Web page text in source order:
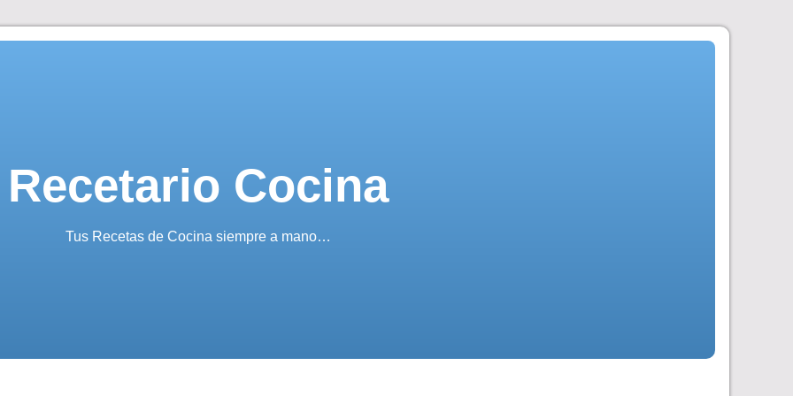
Recetario Cocina
Tus Recetas de Cocina siempre a mano…